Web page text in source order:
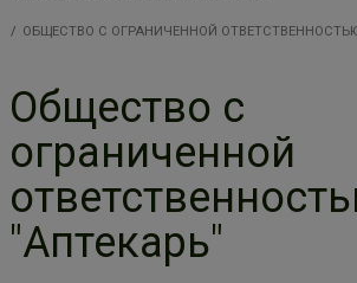
ОБЩЕСТВО С ОГРАНИЧЕННОЙ
Общество с
ограниченной
"Аптекарь"